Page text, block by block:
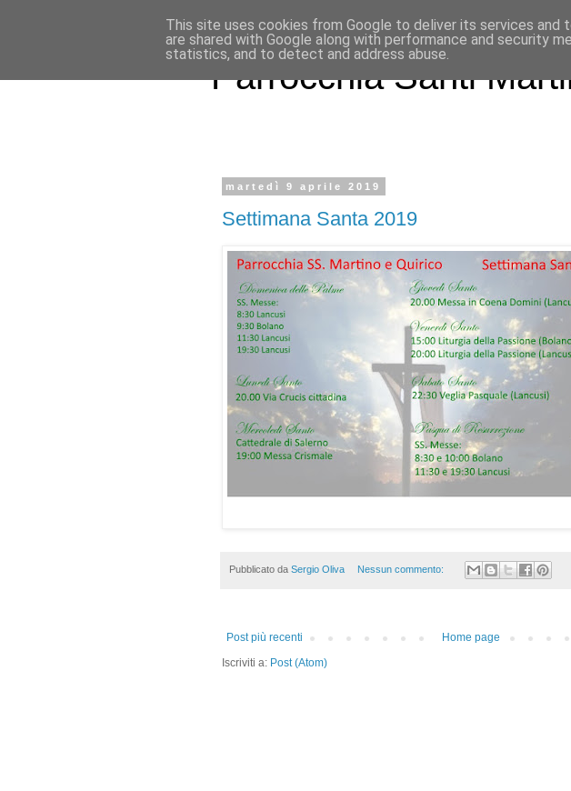
Parrocchia Santi
martedì 9 aprile 2019
Settimana Santa 2019
Pubblicato da Sergio Oliva Nessun commento:
Post più recenti
Home page
Iscriviti a: Post (Atom)
This site uses cookies from Google to deliver its services and
are shared with Google along with performance and security
statistics, and to detect and address abuse.